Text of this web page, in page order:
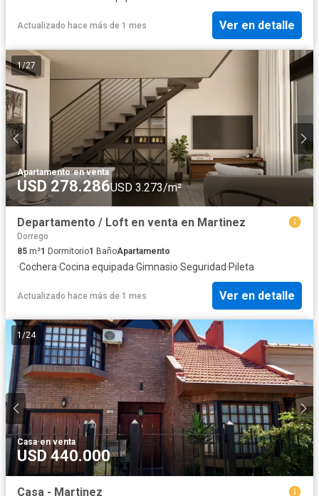
Actualizado hace más de 1 mes Ver en detalle
1/27
Apartamento·en venta
USD 278.286USD 3.273/m²
Departamento / Loft en venta en Martinez
Dorrego
85 m²1 Dormitorio1 BañoApartamento
·Cochera·Cocina equipada·Gimnasio·Seguridad·Pileta
Actualizado hace más de 1 mes Ver en detalle
1 /24
Casa·en venta
USD 440.000
Casa - Martinez